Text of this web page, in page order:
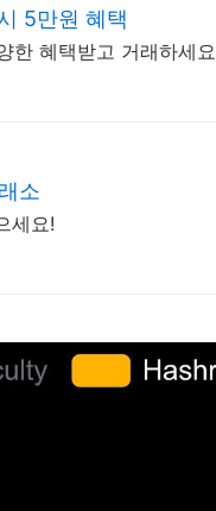
5만원 혜택
한 혜택받고 거래하세요
소
세요!